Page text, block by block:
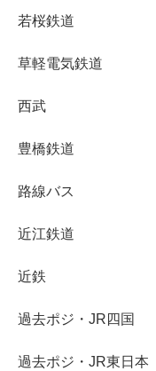
若桜鉄道
草軽電気鉄道
西武
豊橋鉄道
路線バス
近江鉄道
近鉄
過去ポジ・JR四国
過去ポジ・JR東日本